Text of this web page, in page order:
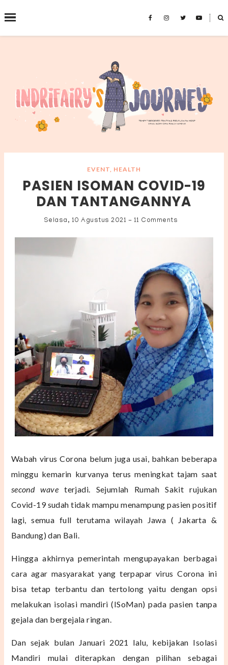
˟
SEARCH THIS BLOG
EVENT, HEALTH
PASIEN ISOMAN COVID-19
DAN TANTANGANNYA
Selasa, 10 Agustus 2021 - 11 Comments
Wabah virus Corona belum juga usai, bahkan beberapa
minggu kemarin kurvanya terus meningkat tajam saat
second waveterjadi. Sejumlah Rumah Sakit rujukan
Covid-19 sudah tidak mampu menampung pasien positif
lagi, semua full terutama wilayah Jawa ( Jakarta &
Bandung) dan Bali.
Hingga akhirnya pemerintah mengupayakan berbagai
cara agar masyarakat yang terpapar virus Corona ini
bisa tetap terbantu dan tertolong yaitu dengan opsi
melakukan isolasi mandiri (ISoMan) pada pasien tanpa
gejala dan bergejala ringan.
Dan sejak bulan Januari 2021 lalu, kebijakan Isolasi
Mandiri mulai diterapkan dengan pilihan sebagai